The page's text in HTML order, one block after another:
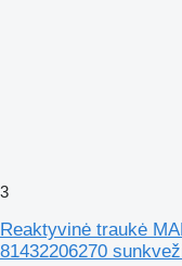
3
Reaktyvinė traukė
81432206270